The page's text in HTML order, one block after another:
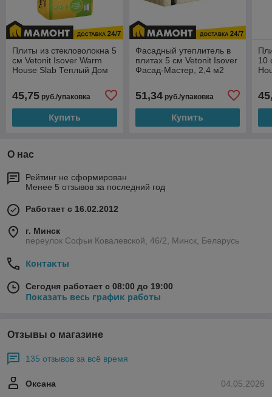
Плиты из стекловолокна 5
см Vetonit Isover Warm
House Slab Теплый Дом
45,75 руб./упаковка
Купить
Фасадный утеплитель в
плитах 5 см Vetonit Isover
Фасад-Мастер, 2,4 м2
51,34руб./упаковка
Купить
10
О нас
Рейтинг не сформирован
Менее 5 отзывов за последний год
Работает с 16.02.2012
г. Минск
переулок Софьи Ковалевской, 46/2, Минск, Беларусь
Контакты
Сегодня работает с 08:00 до 19:00
Показать весь график работы
Отзывы о магазине
135 отзывов за всё время
04.05.2026
Оксана